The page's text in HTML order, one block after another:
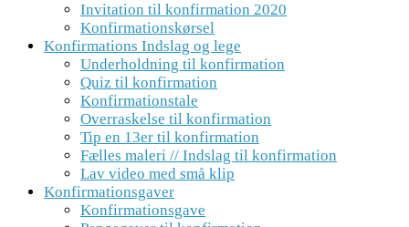
Invitation til konfirmation 2020
Konfirmationskørsel
Konfirmations Indslag og lege
Underholdning til konfirmation
Quiz til konfirmation
Konfirmationstale
Overraskelse til konfirmation
Tip en 13er til konfirmation
Fælles maleri // Indslag til konfirmation
Lav video med små klip
Konfirmationsgaver
Konfirmationsgave